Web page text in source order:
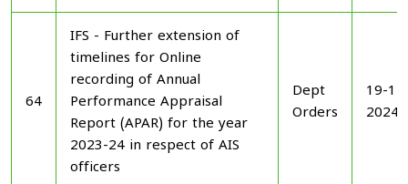
64
IFS - Further extension of
timelines for Online
recording of Annual
Performance Appraisal
Report (APAR) for the year
2023-24 in respect of AIS
officers
Dept
Orders
19-
2024